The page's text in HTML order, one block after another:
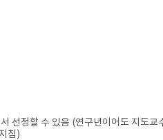
선정할 수 있음 (연구년이어도 지도교
침)